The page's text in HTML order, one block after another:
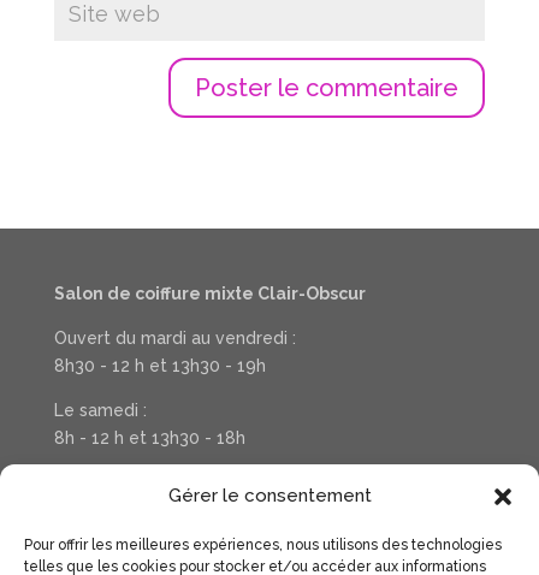
Gérer le consentement
Pour offrir les meilleures expériences, nous utilisons des technologies
telles que les cookies pour stocker et/ou accéder aux informations
Salon de coiffure mixte Clair-Obscur
Ouvert du mardi au vendredi :
8h30 - 12 h et 13h30 - 19h
Le samedi :
8h - 12 h et 13h30 - 18h
Téléphone : 03 20 37 31 78
Suivez la vie de votre salon sur Facebook